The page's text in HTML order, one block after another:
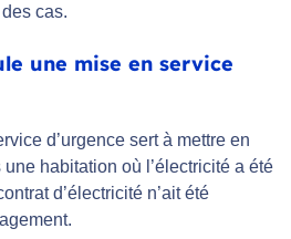
cas.
une mise en service
d’urgence sert à mettre en
habitation où l’électricité a été
d’électricité n’ait été